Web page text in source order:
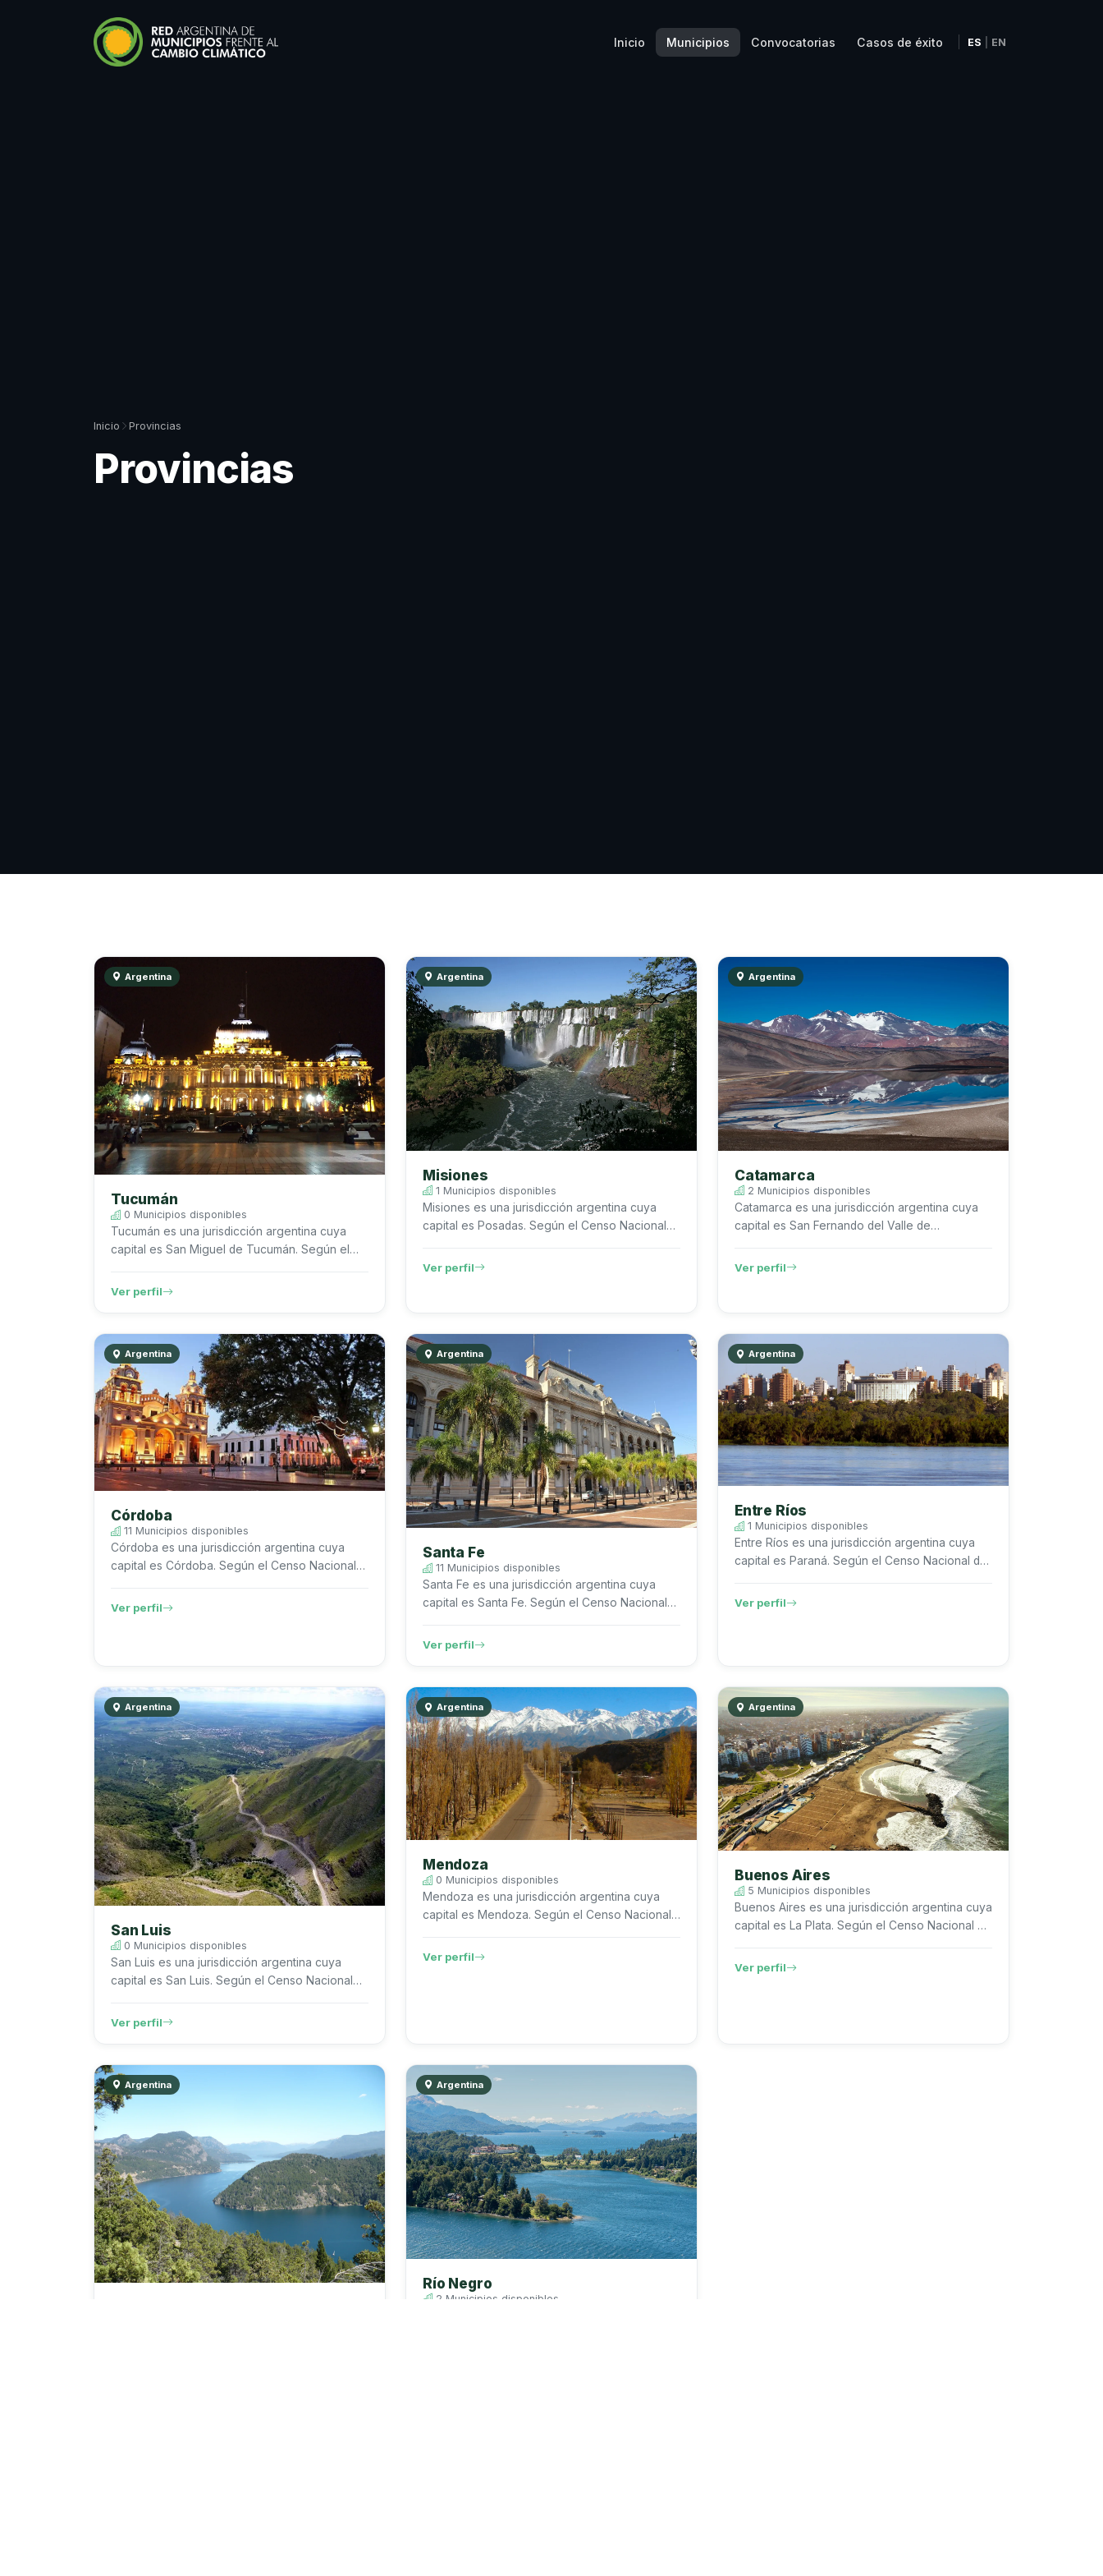
Inicio Municipios Convocatorias Casos de éxito ES EN
Inicio Provincias
Provincias
Argentina
Tucumán
0 Municipios disponibles
Tucumán es una jurisdicción argentina cuya
capital es San Miguel de Tucumán. Según el
Viviendas 2022 del INDEC, registra 1.731.8...
Ver perfil
Argentina
Misiones
1 Municipios disponibles
Misiones es una jurisdicción argentina cuya
capital es Posadas. Según el Censo Nacional
INDEC, registra 1.278.873 habitantes...
Ver perfil
Argentina
Catamarca
2 Municipios disponibles
Catamarca es una jurisdicción argentina cuya
capital es San Fernando del Valle de
Población, Hogares y Viviendas 2022 del
Ver perfil
Argentina
Córdoba
11 Municipios disponibles
Córdoba es una jurisdicción argentina cuya
capital es Córdoba. Según el Censo Nacional
INDEC, registra 3.840.905 habitantes....
Ver perfil
Argentina
Santa Fe
11 Municipios disponibles
Santa Fe es una jurisdicción argentina cuya
capital es Santa Fe. Según el Censo Nacional
INDEC, registra 3.544.908 habitante...
Ver perfil
Argentina
Entre Ríos
1 Municipios disponibles
Entre Ríos es una jurisdicción argentina cuya
capital es Paraná. Según el Censo Nacional de
INDEC, registra 1.425.578 habitante...
Ver perfil
Argentina
San Luis
0 Municipios disponibles
San Luis es una jurisdicción argentina cuya
capital es San Luis. Según el Censo Nacional
INDEC, registra 542.069 habitantes....
Ver perfil
Argentina
Mendoza
0 Municipios disponibles
Mendoza es una jurisdicción argentina cuya
capital es Mendoza. Según el Censo Nacional
INDEC, registra 2.043.540 habitantes....
Ver perfil
Argentina
Buenos Aires
5 Municipios disponibles
Buenos Aires es una jurisdicción argentina cuya
capital es La Plata. Según el Censo Nacional de
INDEC, registra 17.523.996 habi...
Ver perfil
Argentina Argentina
Río Negro
2 Municipios disponibles